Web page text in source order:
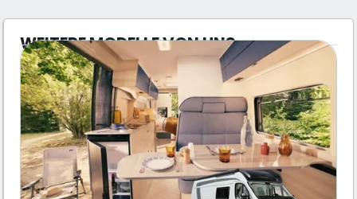
WEITERE MODELLE VON UNS